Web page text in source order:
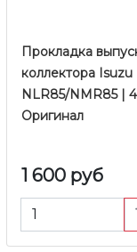
Прокладка
коллектора Isuzu
NLR85/NMR85 |
Оригинал
1 600 руб